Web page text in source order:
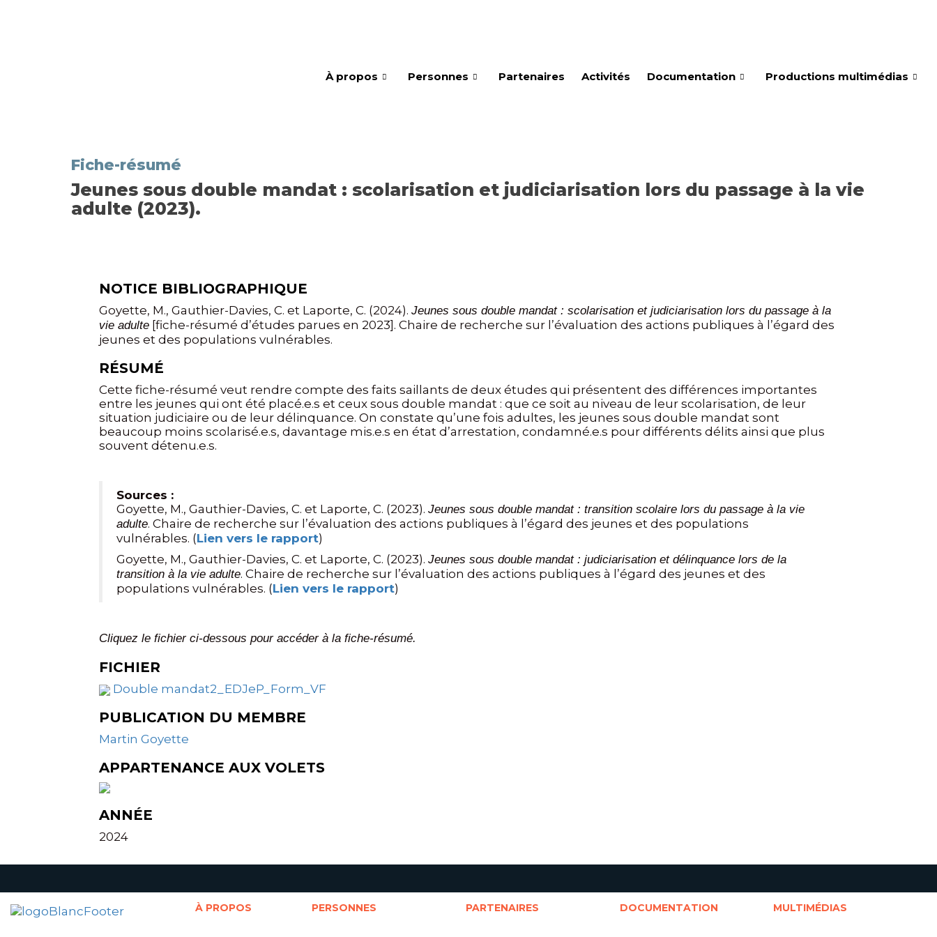
À propos Personnes Partenaires Activités Documentation Productions multimédias
Fiche-résumé
Jeunes sous double mandat : scolarisation et judiciarisation lors du passage à la vie
adulte (2023).
NOTICE BIBLIOGRAPHIQUE
Goyette, M., Gauthier-Davies, C. et Laporte, C. (2024). Jeunes sous double mandat : scolarisation et judiciarisation lors du passage à la
vie adulte [fiche-résumé d’études parues en 2023]. Chaire de recherche sur l’évaluation des actions publiques à l’égard des
jeunes et des populations vulnérables.
RÉSUMÉ
Cette fiche-résumé veut rendre compte des faits saillants de deux études qui présentent des différences importantes
entre les jeunes qui ont été placé.e.s et ceux sous double mandat : que ce soit au niveau de leur scolarisation, de leur
situation judiciaire ou de leur délinquance. On constate qu’une fois adultes, les jeunes sous double mandat sont
beaucoup moins scolarisé.e.s, davantage mis.e.s en état d’arrestation, condamné.e.s pour différents délits ainsi que plus
souvent détenu.e.s.
Sources :
Goyette, M., Gauthier-Davies, C. et Laporte, C. (2023). Jeunes sous double mandat : transition scolaire lors du passage à la vie
adulte. Chaire de recherche sur l’évaluation des actions publiques à l’égard des jeunes et des populations
vulnérables. (Lien vers le rapport)
Goyette, M., Gauthier-Davies, C. et Laporte, C. (2023). Jeunes sous double mandat : judiciarisation et délinquance lors de la
transition à la vie adulte. Chaire de recherche sur l’évaluation des actions publiques à l’égard des jeunes et des
populations vulnérables. (Lien vers le rapport)
Cliquez le fichier ci-dessous pour accéder à la fiche-résumé.
FICHIER
Double mandat2_EDJeP_Form_VF
PUBLICATION DU MEMBRE
Martin Goyette
APPARTENANCE AUX VOLETS
ANNÉE
2024
À PROPOS PERSONNES PARTENAIRES DOCUMENTATION MULTIMÉDIAS